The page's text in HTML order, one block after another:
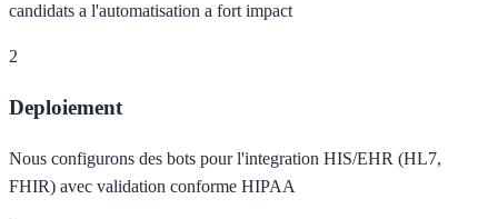
candidats a l'automatisation a fort impact
2
Deploiement
Nous configurons des bots pour l'integration HIS/EHR (HL7,
FHIR) avec validation conforme HIPAA